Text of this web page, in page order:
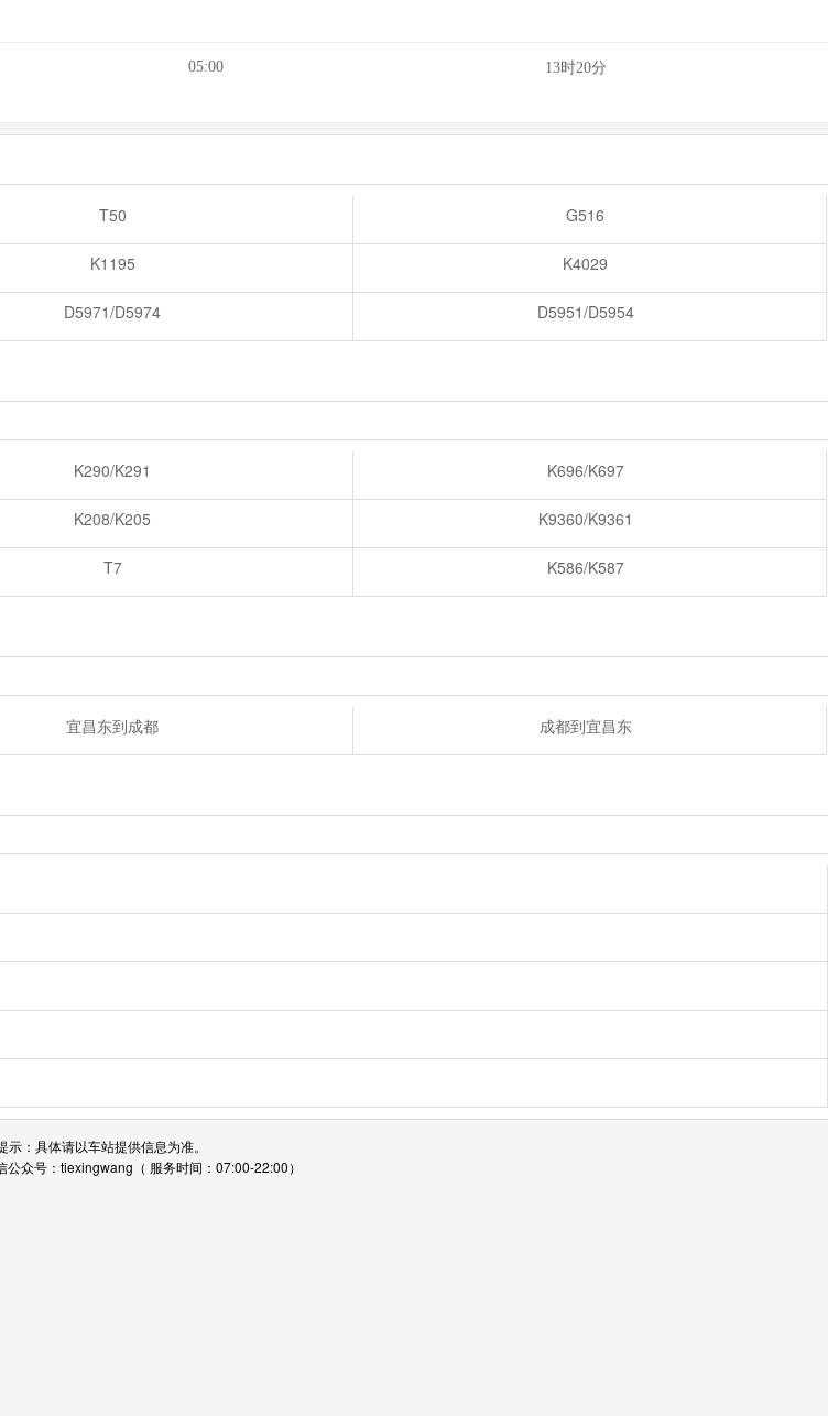
05:00 13时20分
T50 G516
K1195 K4029
D5971/D5974 D5951/D5954
K290/K291 K696/K697
K208/K205 K9360/K9361
T7 K586/K587
宜昌东到成都 成都到宜昌东
示：具体请以车站提供信息为准。
公众号：tiexingwang（ 服务时间：07:00-22:00）